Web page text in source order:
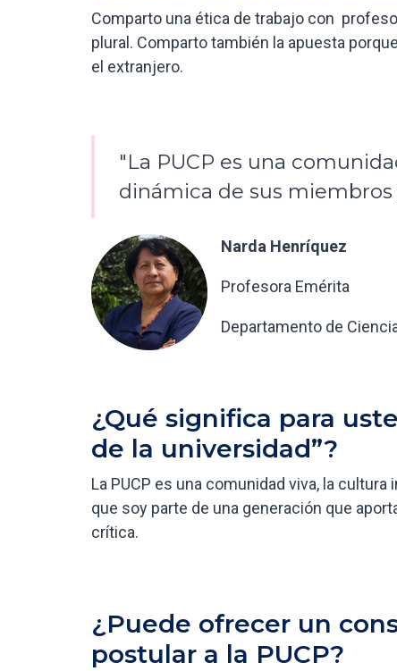
Comparto una ética de trabajo con
plural. Comparto también la apuesta
el extranjero.
"La PUCP es una
dinámica de sus miembros
Narda Henríquez
Profesora Emérita
Departamento de
¿Qué significa para
de la universidad”?
La PUCP es una comunidad viva, la
que soy parte de una generación que
crítica.
¿Puede ofrecer un
postular a la PUCP?